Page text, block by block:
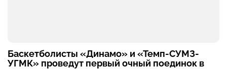
Баскетболисты «Динамо» и «Темп-СУМЗ-
УГМК» проведут первый очный поединок в